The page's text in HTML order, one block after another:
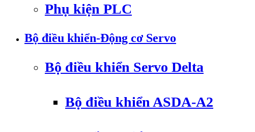
Phụ kiện PLC
Bộ điều khiển-Động cơ Servo
Bộ điều khiển Servo Delta
Bộ điều khiển ASDA-A2